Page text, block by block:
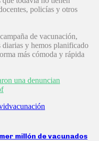
policías y otros
de vacunación,
diarias y hemos planificado
más cómoda y rápida
una denuncian
vacunación
millón de vacunados